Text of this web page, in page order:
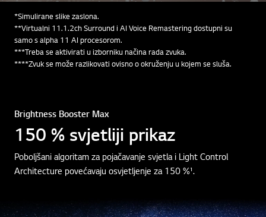
više
*Simulirane slike zaslona.
**Virtualni 11.1.2ch Surround i AI Voice Remastering dostupni su
samo s alpha 11 AI procesorom.
***Treba se aktivirati u izborniku načina rada zvuka.
****Zvuk se može razlikovati ovisno o okruženju u kojem se sluša.
Brightness Booster Max
150 % svjetliji prikaz
Poboljšani algoritam za pojačavanje svjetla i Light Control
Architecture povećavaju osvjetljenje za 150 %¹.